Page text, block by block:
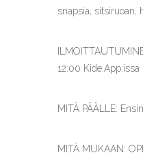
snapsia, sitsiruoan,
12:00 Kide.App:issa
MITÄ PÄÄLLE:
MITÄ MUKAAN: